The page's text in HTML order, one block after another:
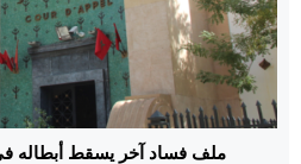
ملف فساد آخر يسقط أبطاله